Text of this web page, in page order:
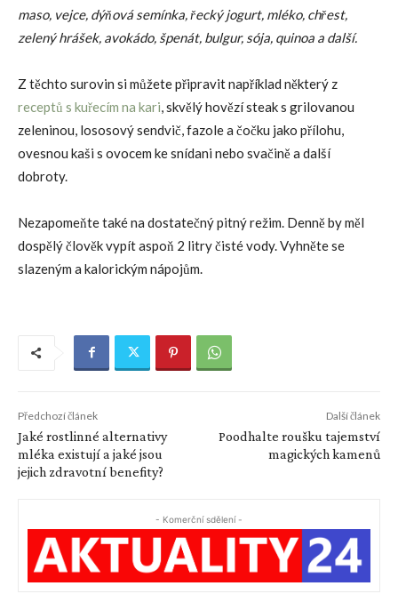
maso, vejce, dýňová semínka, řecký jogurt, mléko, chřest,
zelený hrášek, avokádo, špenát, bulgur, sója, quinoa a další.
Z těchto surovin si můžete připravit například některý z
receptů s kuřecím na kari, skvělý hovězí steak s grilovanou
zeleninou, lososový sendvič, fazole a čočku jako přílohu,
ovesnou kaši s ovocem ke snídani nebo svačině a další
dobroty.
Nezapomeňte také na dostatečný pitný režim. Denně by měl
dospělý člověk vypít aspoň 2 litry čisté vody. Vyhněte se
slazeným a kalorickým nápojům.
Předchozí článek
Jaké rostlinné alternativy
mléka existují a jaké jsou
jejich zdravotní benefity?
Další článek
Poodhalte roušku tajemství
magických kamenů
- Komerční sdělení -